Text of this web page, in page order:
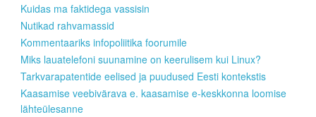
Kuidas ma faktidega vassisin
Nutikad rahvamassid
Kommentaariks infopoliitika foorumile
Miks lauatelefoni suunamine on keerulisem kui Linux?
Tarkvarapatentide eelised ja puudused Eesti kontekstis
Kaasamise veebivärava e. kaasamise e-keskkonna loomise
lähteülesanne